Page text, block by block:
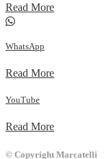
Read More
WhatsApp
Read More
YouTube
Read More
© Copyright Marcatelli